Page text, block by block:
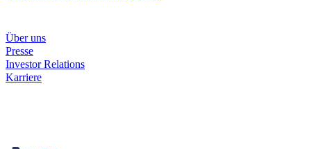
Über uns
Presse
Investor Relations
Karriere